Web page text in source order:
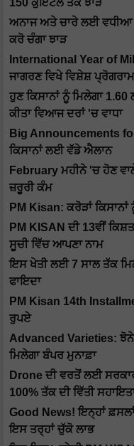
150 ਕੁਇੰਟਲ ਤੱਕ ਝਾੜ
ਅਨਾਜ ਅਤੇ ਚਾਰੇ ਲਈ ਵਧੀਆ
ਕਰੋ ਚੰਗਾ ਝਾੜ
International Year of
ਜਾਗਰਣ ਵਿਖੇ ਵਿਸ਼ੇਸ਼
ਹੁਣ ਕਿਸਾਨਾਂ ਨੂੰ ਮਿਲੇਗਾ
ਕੀਤਾ ਵਿਆਜ ਦਰਾਂ 'ਚ ਵਾਧਾ
Big Announcements
ਕਿਸਾਨਾਂ ਲਈ ਵੱਡੇ ਐਲਾਨ
February ਮਹੀਨੇ 'ਚ ਹੋਣ
ਜ਼ਰੂਰੀ ਕੰਮ
PM Kisan: ਕਰੋੜਾਂ
PM KISAN ਦੀ 13ਵੀਂ
ਸੂਚੀ ਵਿੱਚ ਆਪਣਾ ਨਾਮ
ਇਸ ਖੇਤੀ ਲਈ 7 ਸਾਲ ਤੱਕ
ਫਾਇਦਾ
PM Kisan 14th
ਰੁਪਏ
Advanced Varieties:
ਮਿਲੇਗਾ ਬੰਪਰ ਮੁਨਾਫ਼ਾ
Drone ਦੀ ਵਰਤੋਂ ਲਈ
100% ਤੱਕ ਦੀ ਵਿੱਤੀ
Good News! ਇਨ੍ਹਾਂ
ਇਸ ਤਰ੍ਹਾਂ ਚੁੱਕੋ ਲਾਭ